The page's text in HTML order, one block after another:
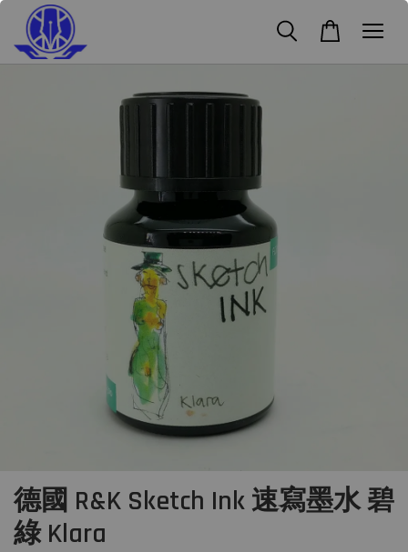
德國 R&K Sketch Ink 速寫墨水 碧
綠 Klara